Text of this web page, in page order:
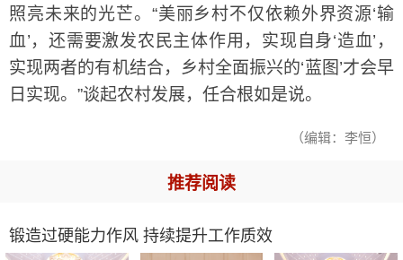
照亮未来的光芒。“美丽乡村不仅依赖外界资源‘输
血’，还需要激发农民主体作用，实现自身‘造血’，
实现两者的有机结合，乡村全面振兴的‘蓝图’才会早
日实现。”谈起农村发展，任合根如是说。
（编辑：李恒）
推荐阅读
锻造过硬能力作风 持续提升工作质效